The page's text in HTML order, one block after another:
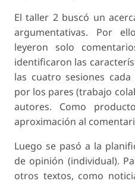
El taller 2 buscó un
argumentativas. Por
leyeron solo
identificaron las
las cuatro sesiones
por los pares (trabajo
autores. Como
aproximación al
Luego se pasó a la
de opinión (individual).
otros textos, como